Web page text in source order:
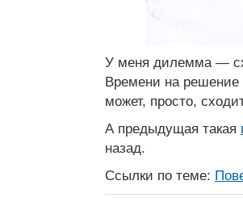
У меня дилемма —
Времени на
может, просто,
А предыдущая такая
назад.
Ссылки по теме: